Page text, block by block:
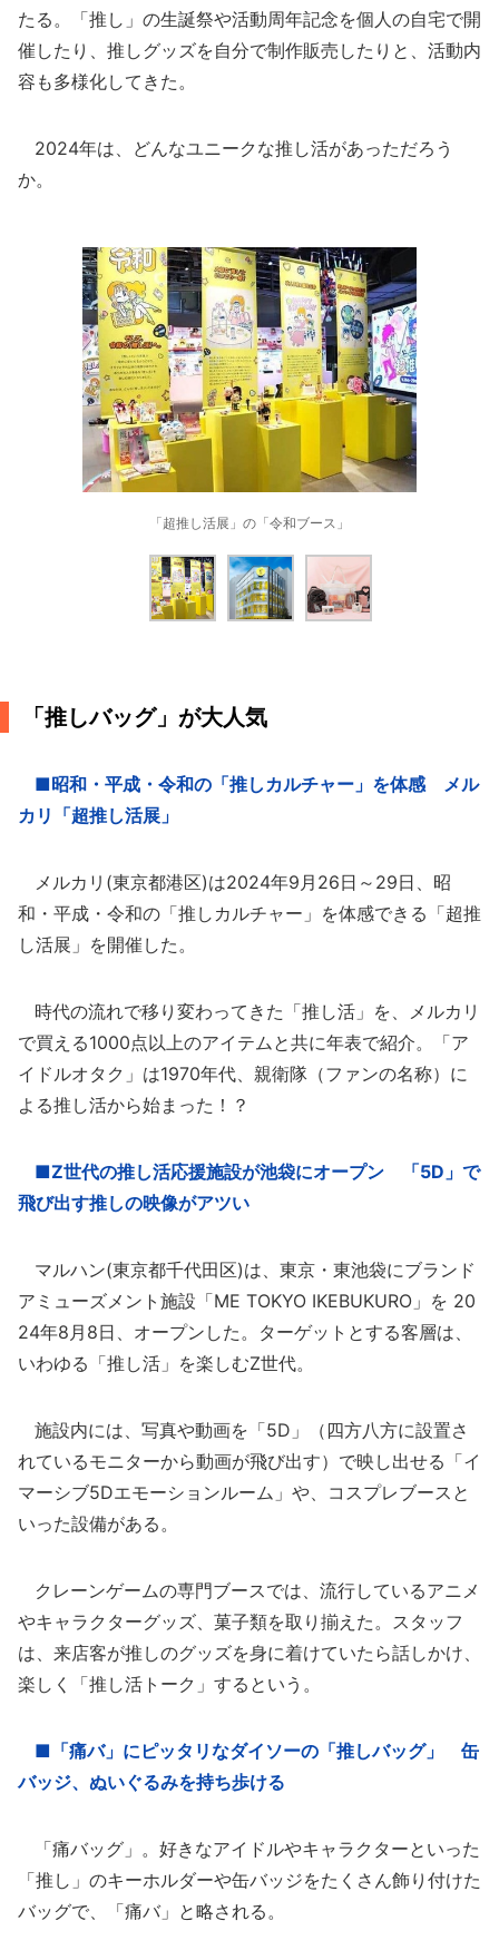
たる。「推し」の生誕祭や活動周年記念を個人の自宅で開
催したり、推しグッズを自分で制作販売したりと、活動内
容も多様化してきた。
2024年は、どんなユニークな推し活があっただろう
か。
「超推し活展」の「令和ブース」
「推しバッグ」が大人気
■昭和・平成・令和の「推しカルチャー」を体感 メル
カリ「超推し活展」
メルカリ(東京都港区)は2024年9月26日～29日、昭
和・平成・令和の「推しカルチャー」を体感できる「超推
し活展」を開催した。
時代の流れで移り変わってきた「推し活」を、メルカリ
で買える1000点以上のアイテムと共に年表で紹介。「ア
イドルオタク」は1970年代、親衛隊（ファンの名称）に
よる推し活から始まった！？
■Z世代の推し活応援施設が池袋にオープン 「5D」で
飛び出す推しの映像がアツい
マルハン(東京都千代田区)は、東京・東池袋にブランド
アミューズメント施設「ME TOKYO IKEBUKURO」を 20
24年8月8日、オープンした。ターゲットとする客層は、
いわゆる「推し活」を楽しむZ世代。
施設内には、写真や動画を「5D」（四方八方に設置さ
れているモニターから動画が飛び出す）で映し出せる「イ
マーシブ5Dエモーションルーム」や、コスプレブースと
いった設備がある。
クレーンゲームの専門ブースでは、流行しているアニメ
やキャラクターグッズ、菓子類を取り揃えた。スタッフ
は、来店客が推しのグッズを身に着けていたら話しかけ、
楽しく「推し活トーク」するという。
■「痛バ」にピッタリなダイソーの「推しバッグ」 缶
バッジ、ぬいぐるみを持ち歩ける
「痛バッグ」。好きなアイドルやキャラクターといった
「推し」のキーホルダーや缶バッジをたくさん飾り付けた
バッグで、「痛バ」と略される。